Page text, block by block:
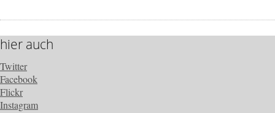
hier auch
Twitter
Facebook
Flickr
Instagram